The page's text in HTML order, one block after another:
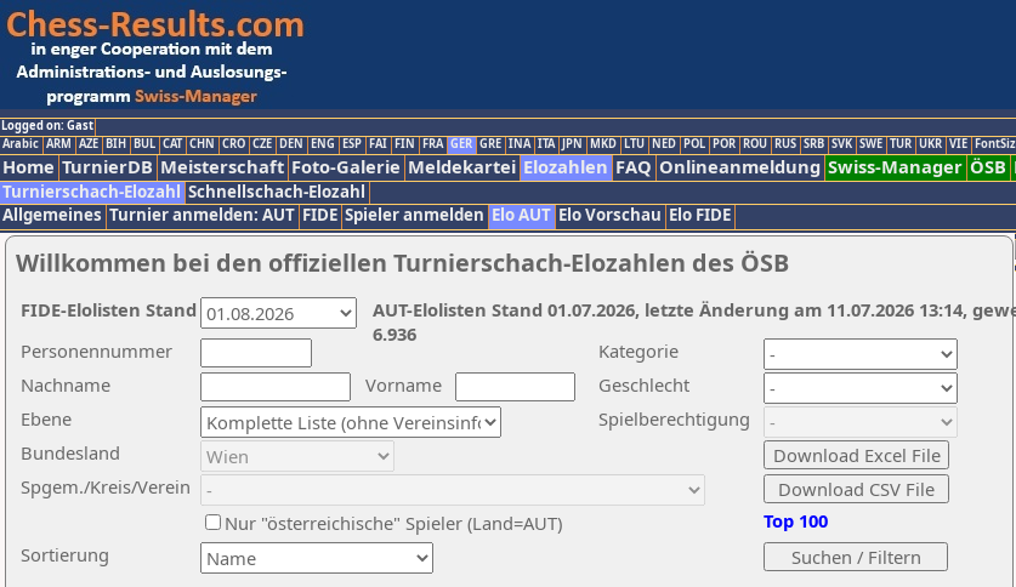
Logged on: Gast
Arabic ARM AZE BIH BUL CAT CHN CRO CZE DEN ENG ESP FAI FIN FRA GER GRE INA ITA JPN MKD LTU NED POL POR ROU RUS SRB SVK SWE TUR UKR VIE
Home TurnierDB Meisterschaft Foto-Galerie Meldekartei Elozahlen FAQ Onlineanmeldung Swiss-Manager ÖSB
Turnierschach-Elozahl Schnellschach-Elozahl
Allgemeines Turnier anmelden: AUT FIDE Spieler anmelden Elo AUT Elo Vorschau Elo FIDE
Willkommen bei den offiziellen Turnierschach-Elozahlen des ÖSB
Nachname
Vorname
Ebene
Kategorie
Sortierung
Personennummer
Bundesland
Spgem./Kreis/Verein
Geschlecht
Nur "österreichische" Spieler (Land=AUT)
Spielberechtigung
Top 100
AUT-Elolisten Stand 01.07.2026, letzte Änderung am 11.07.2026 13:14,
6.936
FIDE-Elolisten Stand